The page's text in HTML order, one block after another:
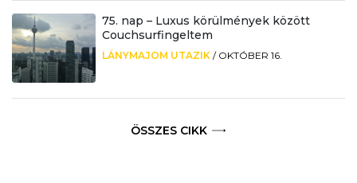
75. nap – Luxus körülmények között
Couchsurfingeltem
LÁNYMAJOM UTAZIK / OKTÓBER 16.
ÖSSZES CIKK